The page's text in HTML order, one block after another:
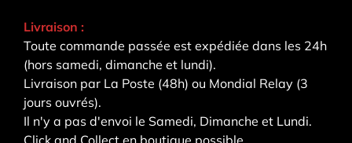
Livraison :
Toute commande passée est expédiée dans les 24h
(hors samedi, dimanche et lundi).
Livraison par La Poste (48h) ou Mondial Relay (3
jours ouvrés).
Il n'y a pas d'envoi le Samedi, Dimanche et Lundi.
Click and Collect en boutique possible.